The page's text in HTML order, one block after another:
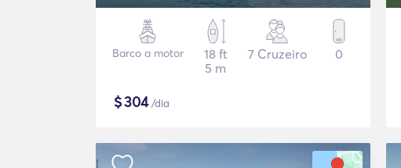
Barco a motor
18 ft
5 m
7 Cruzeiro 0
$304/dia